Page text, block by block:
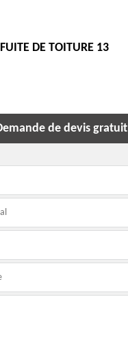
DE TOITURE 13
de devis gratuit